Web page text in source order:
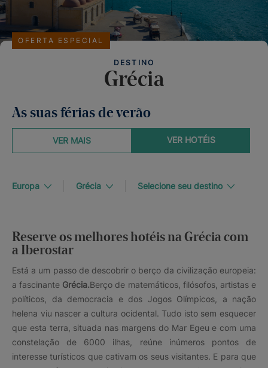
DESTINO
Grécia
OFERTA ESPECIAL
As suas férias de verão
VER HOTÉIS
VER MAIS
Europa Grécia Selecione seu destino
Reserve os melhores hotéis na Grécia com
a Iberostar
Está a um passo de descobrir o berço da civilização europeia:
a fascinante Grécia.Berço de matemáticos, filósofos, artistas e
políticos, da democracia e dos Jogos Olímpicos, a nação
helena viu nascer a cultura ocidental. Tudo isto sem esquecer
que esta terra, situada nas margens do Mar Egeu e com uma
constelação de 6000 ilhas, reúne inúmeros pontos de
interesse turísticos que cativam os seus visitantes. E para que